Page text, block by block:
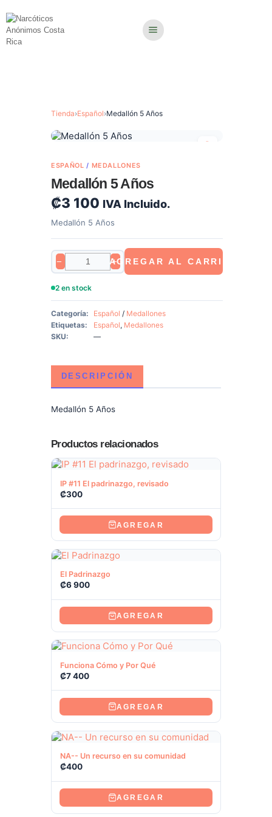
Tienda›Español›Medallón 5 Años
ESPAÑOL / MEDALLONES
Medallón 5 Años
₡3 100 IVA Incluido.
Medallón 5 Años
− +
AGREGAR AL CARRITO
2 en stock
Categoría: Español / Medallones
Etiquetas:
Español, Medallones
SKU:
—
DESCRIPCIÓN
Medallón 5 Años
Productos relacionados
Ver producto
IP #11 El padrinazgo, revisado
₡300
AGREGAR
El Padrinazgo
₡6 900
AGREGAR
Ver producto
Funciona Cómo y Por Qué
₡7 400
AGREGAR
Ver producto
NA-- Un recurso en su comunidad
₡400
AGREGAR